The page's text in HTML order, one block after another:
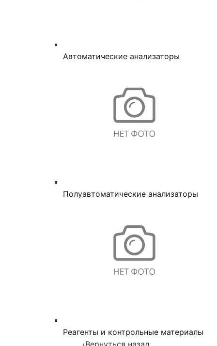
Автоматические анализаторы
Полуавтоматические анализаторы
Реагенты и контрольные материалы
‹Вернуться назад